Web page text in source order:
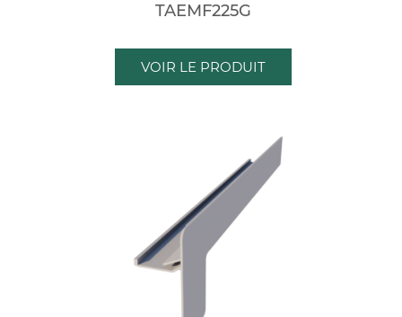
TAEMF225G
VOIR LE PRODUIT